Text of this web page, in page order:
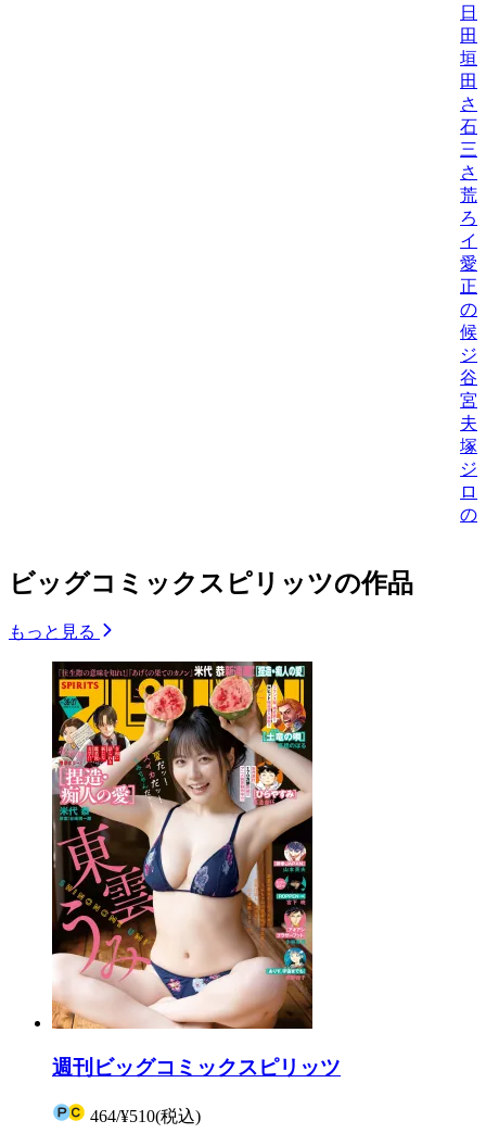
日
田
垣
田
さ
石
三
さ
荒
ろ
イ
愛
正
の
候/
ジ
谷
宮
夫
塚
ジ
ロ
の
ビッグコミックスピリッツの作品
もっと見る
週刊ビッグコミックスピリッツ
464/¥510(税込)